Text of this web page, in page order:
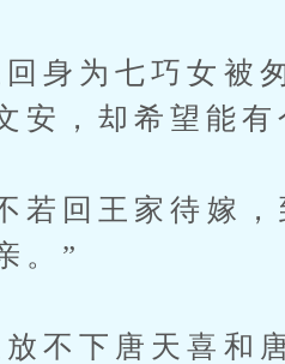
身为七巧女被
安，却希望能有
回王家待嫁，
。”
不下唐天喜和